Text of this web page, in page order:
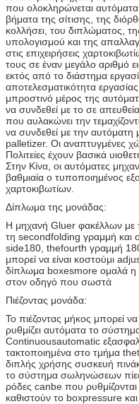
που ολοκληρώνεται
βήματα της σίτισης, της
κολλήσει, του διπλώματος,
υπολογισμού και της
στις επιχειρήσεις
τους σε έναν μεγάλο αριθμό
εκτός από το διάστημα
αποτελεσματικότητα
μπροστινό μέρος της
να συνδεθεί με το σε
που αυλακώνει την
να συνδεθεί με την αυτόματη
palletizer. Οι αναπτυγμένες
Πολιτείες έχουν βασικά
Στην Κίνα, οι αυτόματες
βαθμιαία ο τυποποιημένος
χαρτοκιβωτίων.
Δίπλωμα της μονάδας:
Η μηχανή Gluer φακέλλων με
τη secondfolding γραμμή και
side180, thefourth γραμμή
μπορεί να είναι κοστούμι
δίπλωμα boxesmore ομαλά η
στον οδηγό που σωστά
Πιέζοντας μονάδα:
Το πιέζοντας μήκος μπορεί
ρυθμίζει αυτόματα το
Continuousautomatic
τακτοποιημένα στο τμήμα
διπλής χρήσης συσκευή
το σύστημα σωληνώσεων
ρόδες canbe που
καθιστούν το boxpressure και